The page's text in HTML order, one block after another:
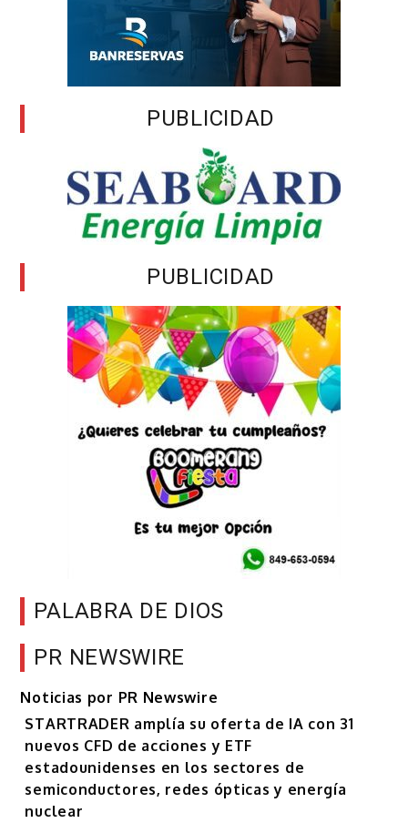
PUBLICIDAD
PUBLICIDAD
PALABRA DE DIOS
PR NEWSWIRE
Noticias por PR Newswire
STARTRADER amplía su oferta de IA con 31
nuevos CFD de acciones y ETF
estadounidenses en los sectores de
semiconductores, redes ópticas y energía
nuclear